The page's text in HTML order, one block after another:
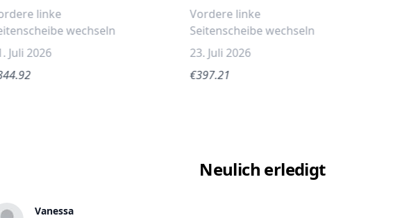
linke
wechseln
Juli 2026
Vordere linke
Seitenscheibe wechseln
23. Juli 2026
€397.21
Neulich erledigt
Vanessa